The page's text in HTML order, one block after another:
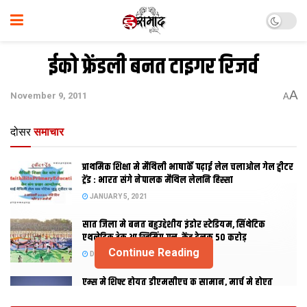
ईको फ्रेंडली बनत टाइगर रिजर्व
November 9, 2011 AA
दोसर समाचार
प्राथमिक शि‍क्षा मे मैथि‍ली भाषाकेँ पढ़ाई लेल चलाओल गेल ट्वीटर
ट्रेंड : भारत संगे नेपालक मैथिल लेलनि हिस्सा
JANUARY 5, 2021
सात जिला मे बनत बहुउद्देशीय इंडोर स्‍टेडि‍यम, सिंथेटिक
एथलेटिक ट्रेक आ स्विमिंग पुल, केंद्र देलक 50 करोड़
DECEMBER 26, 2020
एम्स मे शिफ्ट होयत डीएमसीएच क सामान, मार्च मे होएत
Continue Reading